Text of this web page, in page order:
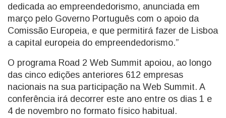
dedicada ao empreendedorismo, anunciada em
março pelo Governo Português com o apoio da
Comissão Europeia, e que permitirá fazer de Lisboa
a capital europeia do empreendedorismo.”
O programa Road 2 Web Summit apoiou, ao longo
das cinco edições anteriores 612 empresas
nacionais na sua participação na Web Summit. A
conferência irá decorrer este ano entre os dias 1 e
4 de novembro no formato físico habitual.